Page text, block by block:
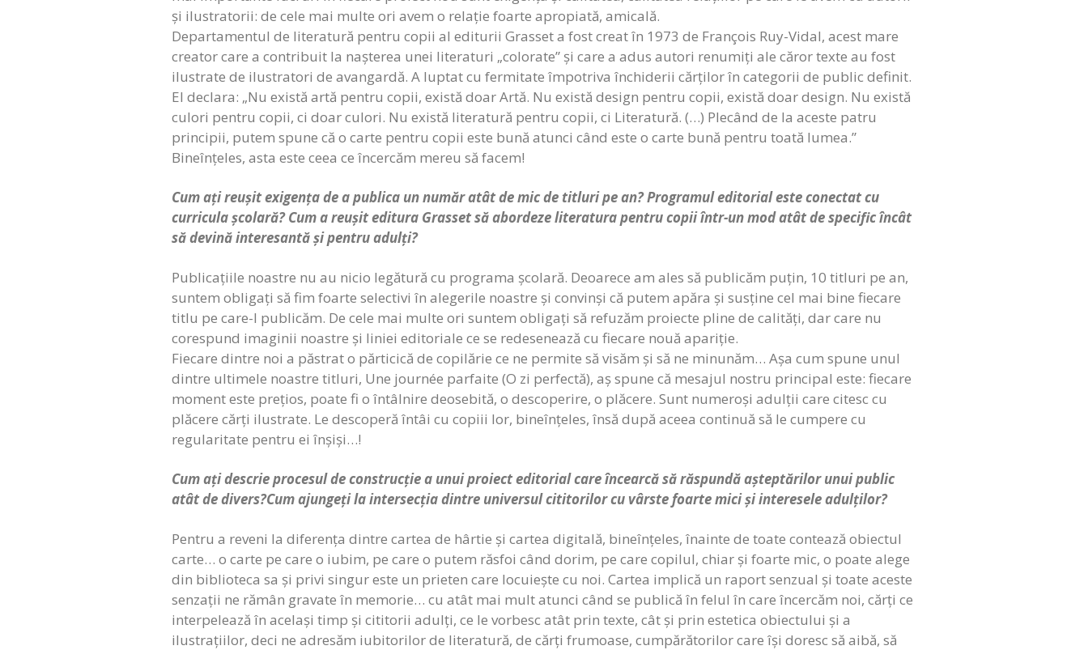
și ilustratorii: de cele mai multe ori avem o relație foarte apropiată, amicală.
Departamentul de literatură pentru copii al editurii Grasset a fost creat în 1973 de François Ruy-Vidal, acest mare
creator care a contribuit la nașterea unei literaturi „colorate” și care a adus autori renumiți ale căror texte au fost
ilustrate de ilustratori de avangardă. A luptat cu fermitate împotriva închiderii cărților în categorii de public definit.
El declara: „Nu există artă pentru copii, există doar Artă. Nu există design pentru copii, există doar design. Nu există
culori pentru copii, ci doar culori. Nu există literatură pentru copii, ci Literatură. (…) Plecând de la aceste patru
principii, putem spune că o carte pentru copii este bună atunci când este o carte bună pentru toată lumea.”
Bineînțeles, asta este ceea ce încercăm mereu să facem!
Cum ați reușit exigența de a publica un număr atât de mic de titluri pe an? Programul editorial este conectat cu
curricula școlară? Cum a reușit editura Grasset să abordeze literatura pentru copii într-un mod atât de specific încât
să devină interesantă și pentru adulți?
Publicațiile noastre nu au nicio legătură cu programa școlară. Deoarece am ales să publicăm puțin, 10 titluri pe an,
suntem obligați să fim foarte selectivi în alegerile noastre și convinși că putem apăra și susține cel mai bine fiecare
titlu pe care-l publicăm. De cele mai multe ori suntem obligați să refuzăm proiecte pline de calități, dar care nu
corespund imaginii noastre și liniei editoriale ce se redesenează cu fiecare nouă apariție.
Fiecare dintre noi a păstrat o părticică de copilărie ce ne permite să visăm și să ne minunăm… Așa cum spune unul
dintre ultimele noastre titluri, Une journée parfaite (O zi perfectă), aș spune că mesajul nostru principal este: fiecare
moment este prețios, poate fi o întâlnire deosebită, o descoperire, o plăcere. Sunt numeroși adulții care citesc cu
plăcere cărți ilustrate. Le descoperă întâi cu copiii lor, bineînțeles, însă după aceea continuă să le cumpere cu
regularitate pentru ei înșiși…!
Cum ați descrie procesul de construcție a unui proiect editorial care încearcă să răspundă așteptărilor unui public
atât de divers?Cum ajungeți la intersecția dintre universul cititorilor cu vârste foarte mici și interesele adulților?
Pentru a reveni la diferența dintre cartea de hârtie și cartea digitală, bineînțeles, înainte de toate contează obiectul
carte… o carte pe care o iubim, pe care o putem răsfoi când dorim, pe care copilul, chiar și foarte mic, o poate alege
din biblioteca sa și privi singur este un prieten care locuiește cu noi. Cartea implică un raport senzual și toate aceste
senzații ne rămân gravate în memorie… cu atât mai mult atunci când se publică în felul în care încercăm noi, cărți ce
interpelează în același timp și cititorii adulți, ce le vorbesc atât prin texte, cât și prin estetica obiectului și a
ilustrațiilor, deci ne adresăm iubitorilor de literatură, de cărți frumoase, cumpărătorilor care își doresc să aibă, să